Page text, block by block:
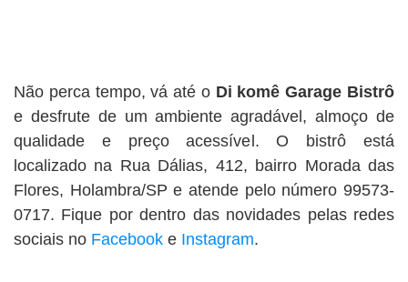
Não perca tempo, vá até o Di komê Garage Bistrô
e desfrute de umambiente agradável, almoço de
qualidade e preço acessível. O bistrô
está
localizado na Rua Dálias, 412, bairro Morada das
Flores, Holambra/SP e atende pelo número 99573-
0717. Fique por dentro das novidades pelas redes
sociais no Facebook e Instagram.